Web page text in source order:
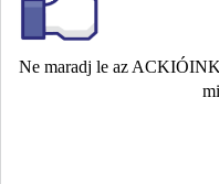
Ne maradj le az